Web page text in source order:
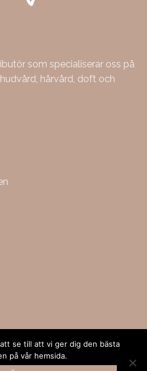
som specialiserar oss på
hårvård, doft och
se till att vi ger dig den bästa
på vår hemsida.